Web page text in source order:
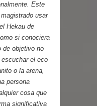
Este
usar
Hekau de
si conociera
de objetivo no
el eco
o la arena,
persona
cosa que
significativa